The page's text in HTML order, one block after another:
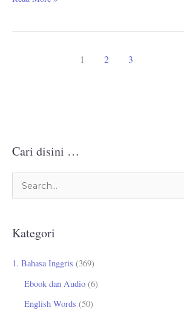
1 2 3
Cari disini …
i
u
Kategori
1. Bahasa Inggris (369)
Ebook dan Audio (6)
English Words (50)